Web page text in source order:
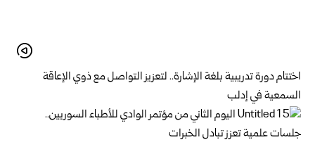
اختتام دورة تدريبية بلغة الإشارة.. لتعزيز التواصل مع ذوي الإعاقة
السمعية في إدلب